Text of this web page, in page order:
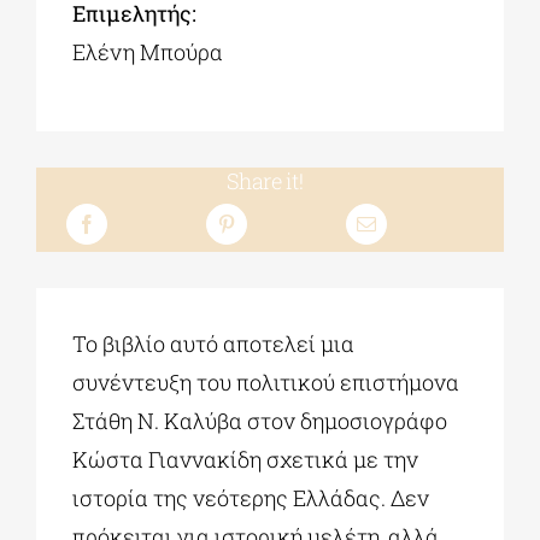
Επιμελητής:
Ελένη Μπούρα
Share it!
Το βιβλίο αυτό αποτελεί μια
συνέντευξη του πολιτικού επιστήμονα
Στάθη Ν. Καλύβα στον δημοσιογράφο
Κώστα Γιαννακίδη σχετικά με την
ιστορία της νεότερης Ελλάδας. Δεν